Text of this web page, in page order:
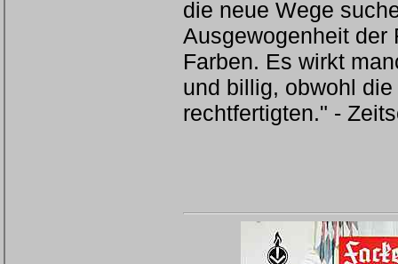
die neue Wege
Ausgewogenheit der
Farben. Es wirkt
und billig, obwohl
rechtfertigten." -